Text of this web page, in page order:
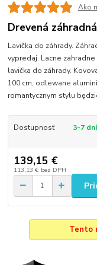
Ako
Drevená
Lavička do záhrady.
vypredaj. Lacne
lavička do záhrady.
100 cm, odlewane
romantycznym stylu
Dostupnosť 3-7 dní
139,15 €
113,13 € bez DPH
Tento